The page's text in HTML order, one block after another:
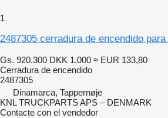
1
2487305 cerradura de encendido
Gs. 920.300 DKK 1.000 ≈ EUR 133,80
Cerradura de encendido
2487305
Dinamarca, Tappernøje
KNL TRUCKPARTS APS – DENMARK
Contacte con el vendedor